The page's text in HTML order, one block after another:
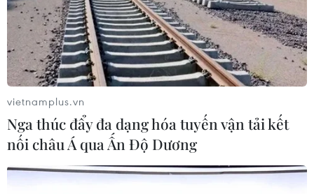
VIB ra mắt One Card, mở ra bước tiến mới về thẻ
tín dụng
05/08/2026 01:48
vietnamplus.vn
Nga thúc đẩy đa dạng hóa tuyến vận tải kết
nối châu Á qua Ấn Độ Dương